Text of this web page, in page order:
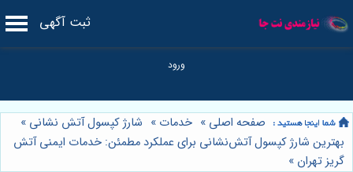
ثبت آگهی
صفحه اصلی » خدمات » شارژ کپسول آتش نشانی »
بهترین شارژ کپسول آتش‌نشانی برای عملکرد مطمئن: خدمات ایمنی آتش
گریز تهران »